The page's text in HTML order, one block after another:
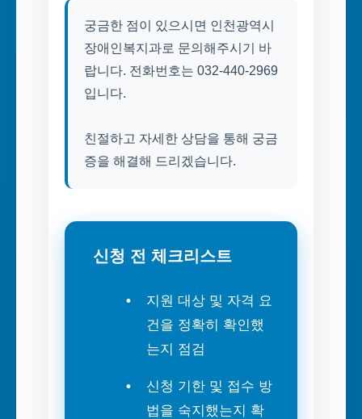
궁금한 점이 있으시면 인천광역시
장애인복지과로 문의해주시기 바
랍니다. 전화번호는 032-440-2969
입니다.
친절하고 자세한 상담을 통해 궁금
증을 해결해 드리겠습니다.
신청 전 체크리스트
지원 대상 및 자격 요
건을 정확히 확인했
는지 점검
신청 기한 및 접수 방
법을 숙지했는지 확